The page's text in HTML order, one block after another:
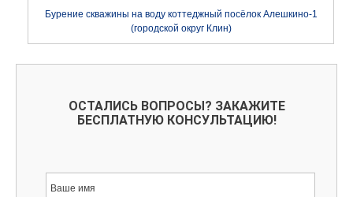
Бурение скважины на воду коттеджный посёлок Алешкино-1
(городской округ Клин)
ОСТАЛИСЬ ВОПРОСЫ? ЗАКАЖИТЕ
БЕСПЛАТНУЮ КОНСУЛЬТАЦИЮ!